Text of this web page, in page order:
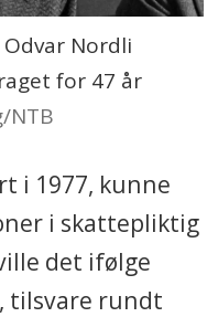
Nordli
for 47 år
NTB
i 1977, kunne
i skattepliktig
det ifølge
tilsvare rundt